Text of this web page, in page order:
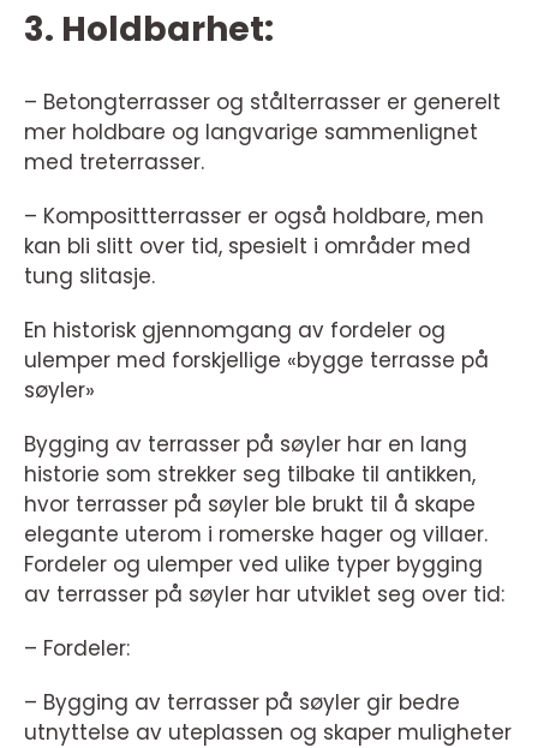
3. Holdbarhet:
– Betongterrasser og stålterrasser er generelt
mer holdbare og langvarige sammenlignet
med treterrasser.
– Komposittterrasser er også holdbare, men
kan bli slitt over tid, spesielt i områder med
tung slitasje.
En historisk gjennomgang av fordeler og
ulemper med forskjellige «bygge terrasse på
søyler»
Bygging av terrasser på søyler har en lang
historie som strekker seg tilbake til antikken,
hvor terrasser på søyler ble brukt til å skape
elegante uterom i romerske hager og villaer.
Fordeler og ulemper ved ulike typer bygging
av terrasser på søyler har utviklet seg over tid:
– Fordeler:
– Bygging av terrasser på søyler gir bedre
utnyttelse av uteplassen og skaper muligheter